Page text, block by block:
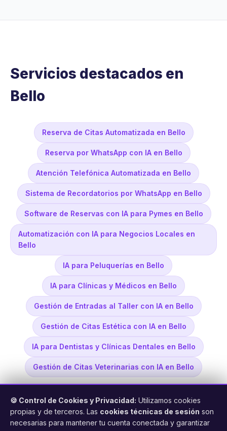
Servicios destacados en
Bello
Reserva de Citas Automatizada en Bello
Reserva por WhatsApp con IA en Bello
Atención Telefónica Automatizada en Bello
Sistema de Recordatorios por WhatsApp en Bello
Software de Reservas con IA para Pymes en Bello
Automatización con IA para Negocios Locales en
Bello
IA para Peluquerías en Bello
IA para Clínicas y Médicos en Bello
Gestión de Entradas al Taller con IA en Bello
Gestión de Citas Estética con IA en Bello
IA para Dentistas y Clínicas Dentales en Bello
Gestión de Citas Veterinarias con IA en Bello
🍪 Control de Cookies y Privacidad: Utilizamos cookies
propias y de terceros. Las cookies técnicas de sesión son
necesarias para mantener tu cuenta conectada y garantizar